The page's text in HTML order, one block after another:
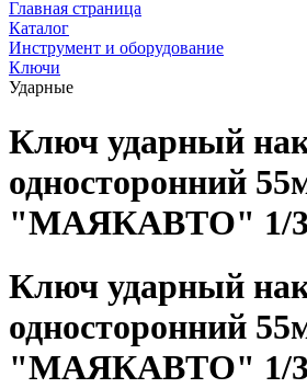
Главная страница
Каталог
Инструмент и оборудование
Ключи
Ударные
Ключ ударный
односторонний
"МАЯКАВТО" 1/3/
Ключ ударный
односторонний
"МАЯКАВТО" 1/3/